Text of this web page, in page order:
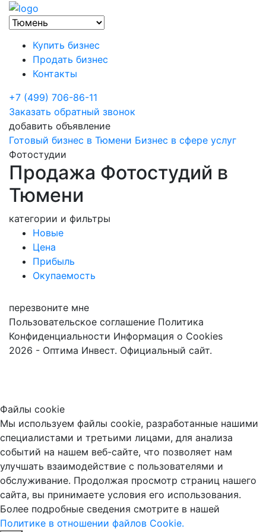
Купить бизнес
Продать бизнес
Контакты
+7 (499) 706-86-11
Заказать обратный звонок
добавить объявление
Готовый бизнес в Тюмени Бизнес в сфере услуг
Фотостудии
Продажа Фотостудий в
Тюмени
категории и фильтры
Новые
Цена
Прибыль
Окупаемость
перезвоните мне
Пользовательское соглашение Политика
Конфиденциальности Информация о Cookies
2026 - Оптима Инвест. Официальный сайт.
Файлы cookie
Мы используем файлы cookie, разработанные нашими
специалистами и третьими лицами, для анализа
событий на нашем веб-сайте, что позволяет нам
улучшать взаимодействие с пользователями и
обслуживание. Продолжая просмотр страниц нашего
сайта, вы принимаете условия его использования.
Более подробные сведения смотрите в нашей
Политике в отношении файлов Cookie.